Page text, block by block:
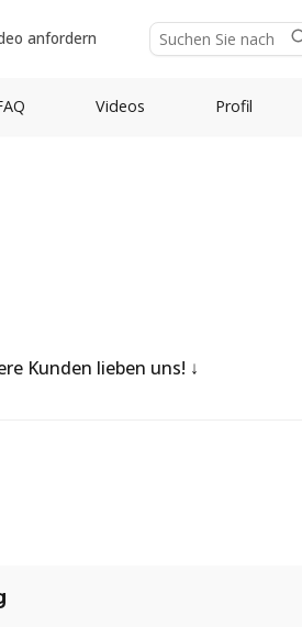
anfordern
Videos Profil
Kunden lieben uns!